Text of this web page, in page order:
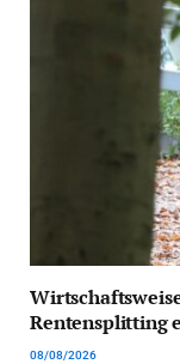
Rentensplitting
08/08/2026